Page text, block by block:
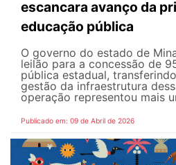
escancara avanço da
educação pública
O governo do estado de
leilão para a concessão de
pública estadual,
gestão da infraestrutura
operação representou mais
Publicado em: 09 de Abril de 2026